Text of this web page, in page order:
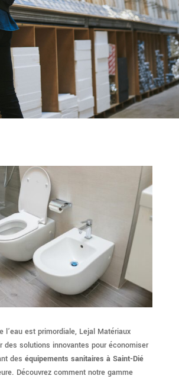
l’eau est primordiale, Lejal Matériaux
des solutions innovantes pour économiser
des équipements sanitaires à Saint-Dié
Découvrez comment notre gamme